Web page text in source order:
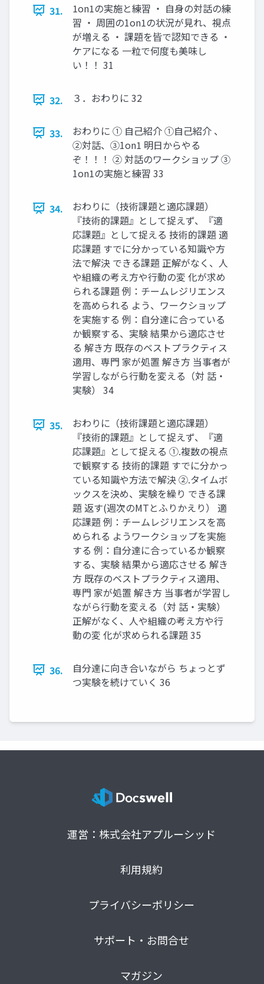
31.
1on1の実施と練習 ・ 自身の対話の練
習 ・ 周囲の1on1の状況が見れ、視点
が増える ・ 課題を皆で認知できる ・
ケアになる 一粒で何度も美味し
い！！ 31
32. ３．おわりに 32
33.
おわりに ① 自己紹介 ①自己紹介 、
②対話、③1on1 明日からやる
ぞ！！！ ② 対話のワークショップ ③
1on1の実施と練習 33
34.
おわりに（技術課題と適応課題）
『技術的課題』として捉えず、『適
応課題』として捉える 技術的課題 適
応課題 すでに分かっている知識や方
法で解決 できる課題 正解がなく、人
や組織の考え方や行動の変 化が求め
られる課題 例：チームレジリエンス
を高められる よう、ワークショップ
を実施する 例：自分達に合っている
か観察する、実験 結果から適応させ
る 解き方 既存のベストプラクティス
適用、専門 家が処置 解き方 当事者が
学習しながら行動を変える（対 話・
実験） 34
35.
おわりに（技術課題と適応課題）
『技術的課題』として捉えず、『適
応課題』として捉える ①.複数の視点
で観察する 技術的課題 すでに分かっ
ている知識や方法で解決 ②.タイムボ
ックスを決め、実験を繰り できる課
題 返す(週次のMTとふりかえり） 適
応課題 例：チームレジリエンスを高
められる ようワークショップを実施
する 例：自分達に合っているか観察
する、実験 結果から適応させる 解き
方 既存のベストプラクティス適用、
専門 家が処置 解き方 当事者が学習し
ながら行動を変える（対 話・実験）
正解がなく、人や組織の考え方や行
動の変 化が求められる課題 35
36.
自分達に向き合いながら ちょっとず
つ実験を続けていく 36
運営：株式会社アプルーシッド
利用規約
プライバシーポリシー
サポート・お問合せ
マガジン